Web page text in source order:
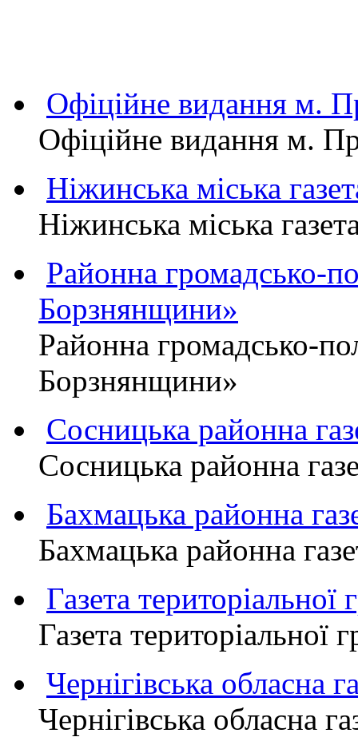
Офіційне видання
Офіційне видання м.
Ніжинська міська
Ніжинська міська
Районна громадсько-
Борзнянщини»
Районна громадсько-
Борзнянщини»
Сосницька районна
Сосницька районна
Бахмацька районна
Бахмацька районна
Газета
Газета
Чернігівська обласна
Чернігівська обласна